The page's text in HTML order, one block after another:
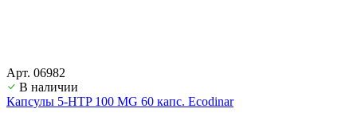
Арт. 06982
В наличии
Капсулы 5-HTP 100 MG 60 капс. Ecodinar